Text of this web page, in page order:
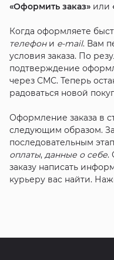
«Оформить заказ»или
Когда оформляете
телефони e-mail. Вам
условия заказа. По
подтверждение
через СМС. Теперь
радоваться новой
Оформление заказа в
следующим образом.
последовательным
оплаты, данные о себе.
заказу написать
курьеру вас найти.